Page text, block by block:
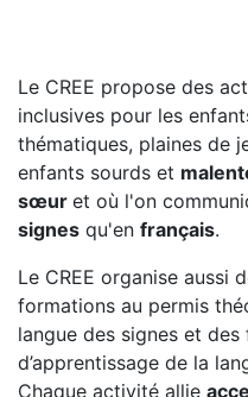
Le CREE propose des
inclusives pour les
thématiques, plaines de
enfants sourds et
sœur et où l'on
signes qu'en français.
Le CREE organise aussi
formations au permis
langue des signes et
d’apprentissage de la
Chaque activité allie